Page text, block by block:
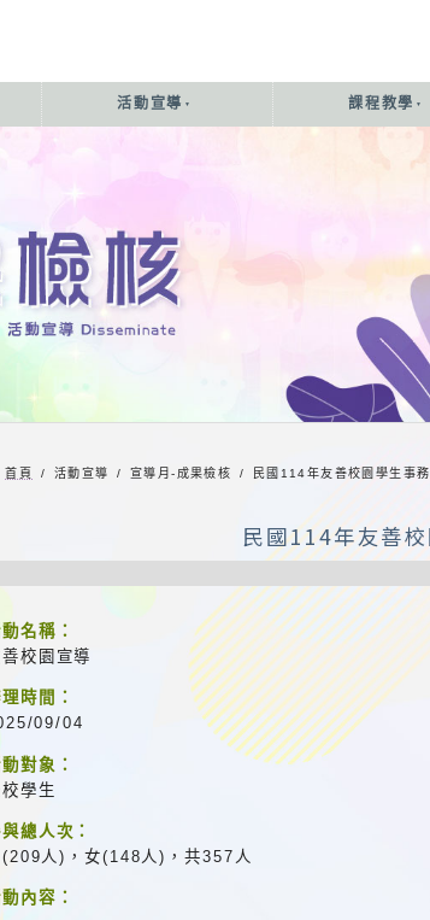
活動宣導 課程教學
首頁 / 活動宣導 / 宣導月-成果檢核 / 民國114年友善校園學生事
民國114年友善
名稱：
校園宣導
時間：
09/04
對象：
學生
總人次：
(209人)，女(148人)，共357人
內容：